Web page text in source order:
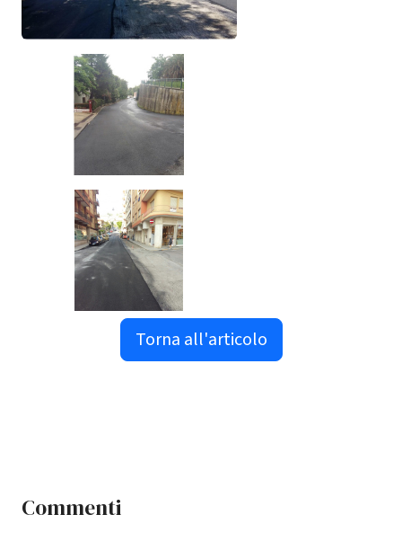
Torna all'articolo
Commenti